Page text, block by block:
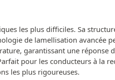
les plus difficiles. Sa
de lamellisation avancée
garantissant une réponse
pour les conducteurs à la
les plus rigoureuses.